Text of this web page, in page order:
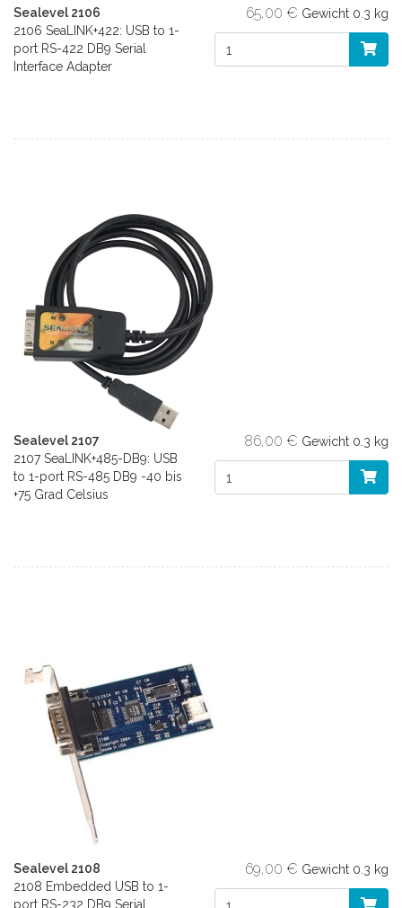
Sealevel 2106
2106 SeaLINK+422: USB to 1-
port RS-422 DB9 Serial
Interface Adapter
65,00 € Gewicht 0.3 kg
Sealevel 2107
2107 SeaLINK+485-DB9: USB
to 1-port RS-485 DB9 -40 bis
+75 Grad Celsius
86,00 € Gewicht 0.3 kg
Sealevel 2108
2108 Embedded USB to 1-
port RS-232 DB9 Serial
69,00 € Gewicht 0.3 kg